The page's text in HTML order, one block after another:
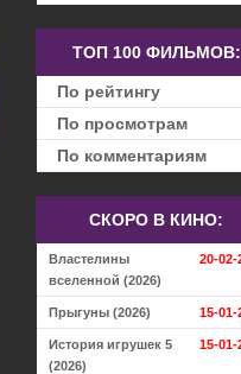
ТОП 100 ФИЛЬМОВ:
По рейтингу
По просмотрам
По комментариям
СКОРО В КИНО:
Властелины
вселенной (2026)
20-02-
Прыгуны (2026) 15-01-
История игрушек 5
(2026)
15-01-